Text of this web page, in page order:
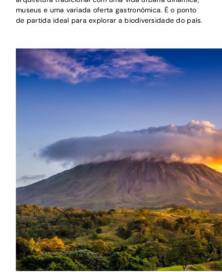
museus e uma variada oferta gastronômica. É o ponto
de partida ideal para explorar a biodiversidade do país.